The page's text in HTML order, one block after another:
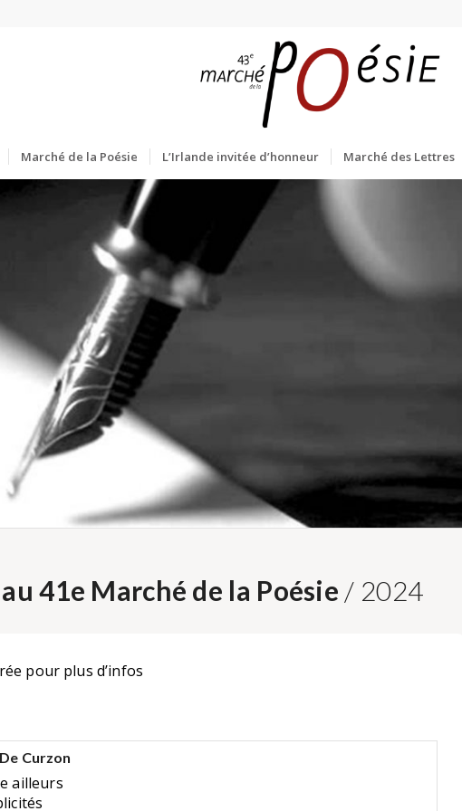
Marché de la Poésie L’Irlande invitée d’honneur Marché des Lettres
41e Marché de la Poésie / 2024
pour plus d’infos
Curzon
ailleurs